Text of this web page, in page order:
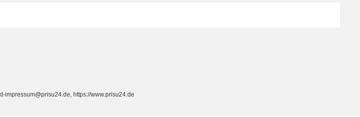
impressum@prisu24.de, https://www.prisu24.de